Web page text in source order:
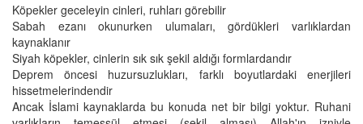
Köpekler geceleyin cinleri, ruhları görebilir
Sabah ezanı okunurken ulumaları, gördükleri varlıklardan
kaynaklanır
Siyah köpekler, cinlerin sık sık şekil aldığı formlardandır
Deprem öncesi huzursuzlukları, farklı boyutlardaki enerjileri
hissetmelerindendir
Ancak İslami kaynaklarda bu konuda net bir bilgi yoktur. Ruhani